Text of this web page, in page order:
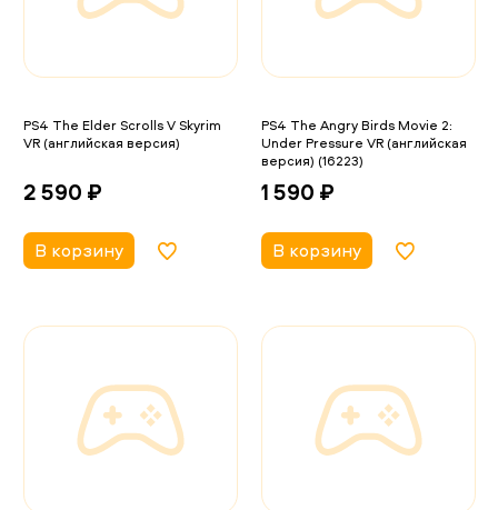
PS4 The Elder Scrolls V Skyrim
VR (английская версия)
2 590 ₽
В корзину
PS4 The Angry Birds Movie 2:
Under Pressure VR (английская
версия) (16223)
1 590 ₽
В корзину